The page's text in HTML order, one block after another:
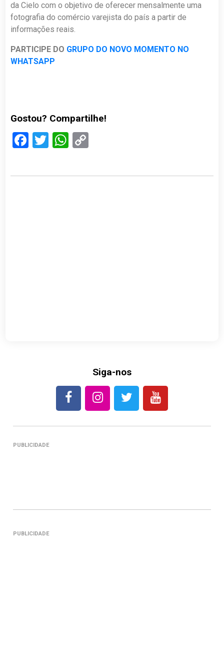
da Cielo com o objetivo de oferecer mensalmente uma
fotografia do comércio varejista do país a partir de
informações reais.
PARTICIPE DO GRUPO DO NOVO MOMENTO NO
WHATSAPP
Gostou? Compartilhe!
Facebook
TwitterWhatsApp
Siga-nos
PUBLICIDADE
PUBLICIDADE